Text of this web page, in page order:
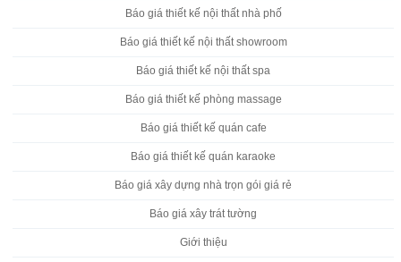
Báo giá thiết kế nội thất nhà phố
Báo giá thiết kế nội thất showroom
Báo giá thiết kế nội thất spa
Báo giá thiết kế phòng massage
Báo giá thiết kế quán cafe
Báo giá thiết kế quán karaoke
Báo giá xây dựng nhà trọn gói giá rẻ
Báo giá xây trát tường
Giới thiệu